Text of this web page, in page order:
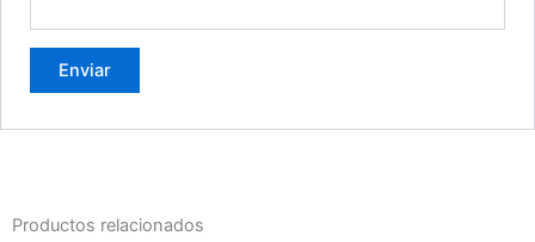
Productos relacionados